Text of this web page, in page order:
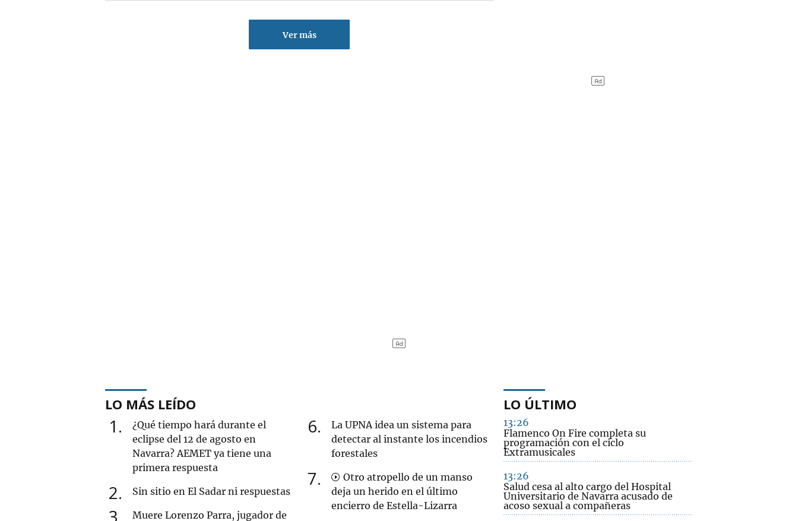
Ver más
LO MÁS LEÍDO
1
¿Qué tiempo hará durante el
eclipse del 12 de agosto en
Navarra? AEMET ya tiene una
primera respuesta
2 Sin sitio en El Sadar ni respuestas
3 Muere Lorenzo Parra, jugador de
6
La UPNA idea un sistema para
detectar al instante los incendios
forestales
7
Otro atropello de un manso
deja un herido en el último
encierro de Estella-Lizarra
LO ÚLTIMO
13:26
Flamenco On Fire completa su
programación con el ciclo
Extramusicales
13:26
Salud cesa al alto cargo del Hospital
Universitario de Navarra acusado de
acoso sexual a compañeras